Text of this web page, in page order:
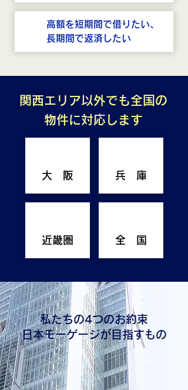
高額を短期間で借りたい、
長期間で返済したい
関西エリア以外でも全国の
物件に対応します
大 阪
近畿圏
兵 庫
全 国
私たちの4つのお約束
日本モーゲージが目指すもの